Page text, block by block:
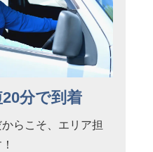
分で到着
らこそ、エリア担